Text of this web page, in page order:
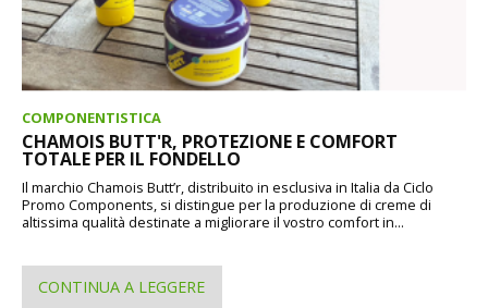
COMPONENTISTICA
CHAMOIS BUTT'R, PROTEZIONE E COMFORT
TOTALE PER IL FONDELLO
Il marchio Chamois Butt’r, distribuito in esclusiva in Italia da Ciclo
Promo Components, si distingue per la produzione di creme di
altissima qualità destinate a migliorare il vostro comfort in...
CONTINUA A LEGGERE